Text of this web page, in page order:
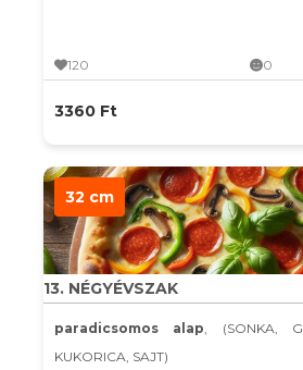
120 0
3360 Ft
32 cm
13. NÉGYÉVSZAK
paradicsomos alap, (SONKA,
KUKORICA, SAJT)